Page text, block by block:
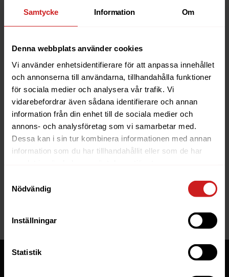
Samtycke Information Om
Denna webbplats använder cookies
Vi använder enhetsidentifierare för att anpassa innehållet
och annonserna till användarna, tillhandahålla funktioner
för sociala medier och analysera vår trafik. Vi
vidarebefordrar även sådana identifierare och annan
information från din enhet till de sociala medier och
annons- och analysföretag som vi samarbetar med.
Dessa kan i sin tur kombinera informationen med annan
information som du har tillhandahållit eller som de har
Nödvändig
Inställningar
Statistik
anledningarna till varför en hemsida är spärrad.
Läs mer
The website you were trying to
reach has been suspended
If you are the owner of this website or domain please
read
website to be suspended.